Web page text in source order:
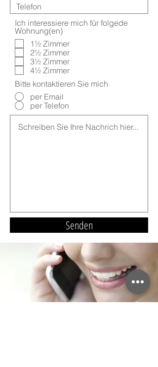
Ich interessiere mich für folgede
Wohnung(en)
1½ Zimmer
2½ Zimmer
3½ Zimmer
4½ Zimmer
Bitte kontaktieren Sie mich
per Email
per Telefon
Senden